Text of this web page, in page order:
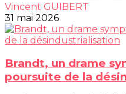
Vincent GUIBERT
31 mai 2026
Brandt, un drame
poursuite de la